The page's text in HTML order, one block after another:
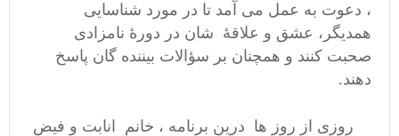
، دعوت به عمل می آمد تا در مورد شناسایی
همدیگر، عشق و علاقهٔ شان در دورهٔ نامزادی
صحبت کنند و همچنان بر سؤالات بیننده گان پاسخ
دهند.
روزی از روز ها درین برنامه ، خانم انابت و فیض